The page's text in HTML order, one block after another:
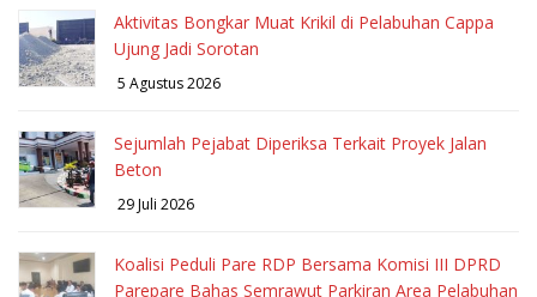
Aktivitas Bongkar Muat Krikil di Pelabuhan Cappa
Ujung Jadi Sorotan
5 Agustus 2026
Sejumlah Pejabat Diperiksa Terkait Proyek Jalan
Beton
29 Juli 2026
Koalisi Peduli Pare RDP Bersama Komisi III DPRD
Parepare Bahas Semrawut Parkiran Area Pelabuhan